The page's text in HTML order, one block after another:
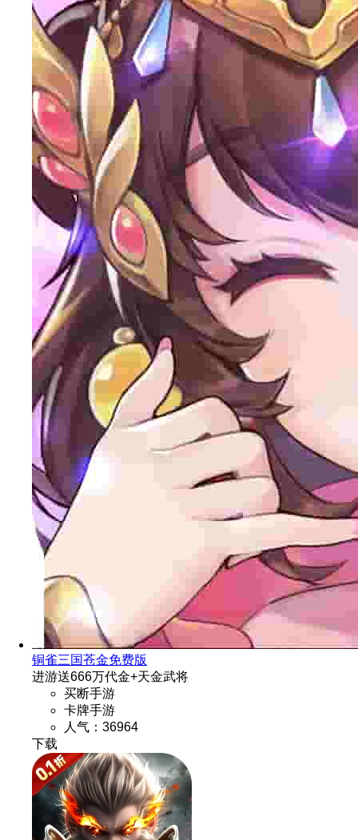
铜雀三国苍金免费版
进游送666万代金+天金武将
买断手游
卡牌手游
人气：36964